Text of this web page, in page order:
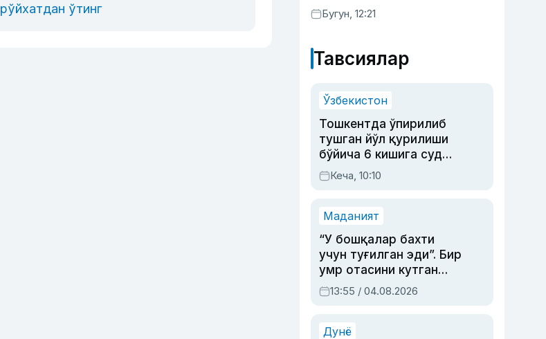
рўйхатдан ўтинг
бўлди
Бугун, 12:21
Тавсиялар
Ўзбекистон
Тошкентда ўпирилиб
тушган йўл қурилиши
бўйича 6 кишига суд
ҳукми ўқилди
Кеча, 10:10
Маданият
“У бошқалар бахти
учун туғилган эди”. Бир
умр отасини кутган
актриса ва дубльяж
устаси Римма
синовларга тўла ҳаёти
13:55 / 04.08.2026
Дунё